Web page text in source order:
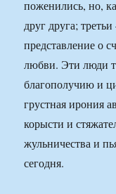
поженились, но,
друг друга;
представление о
любви. Эти люди
благополучию и
грустная ирония
корысти и
жульничества и
сегодня.